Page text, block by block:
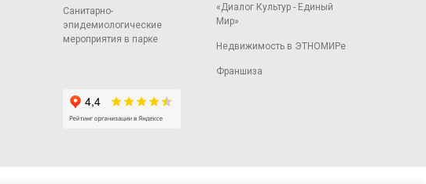
Санитарно-
эпидемиологические
мероприятия в парке
«Диалог Культур - Единый
Мир»
Недвижимость в ЭТНОМИРе
Франшиза